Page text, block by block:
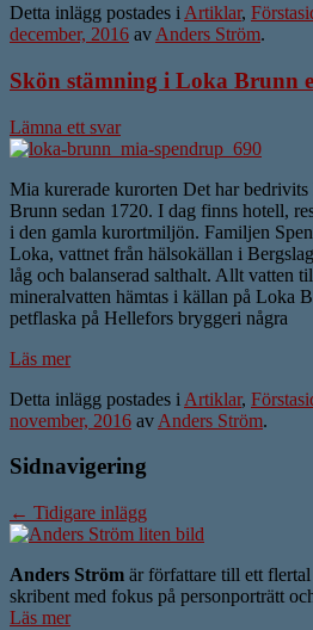
Detta inlägg postades i Artiklar,
december, 2016 av Anders Ström.
Skön stämning i Loka Brunn
Lämna ett svar
Mia kurerade kurorten Det har
Brunn sedan 1720. I dag finns hotell,
i den gamla kurortmiljön. Familjen
Loka, vattnet från hälsokällan i
låg och balanserad salthalt. Allt vatten
mineralvatten hämtas i källan på Loka
petflaska på Hellefors bryggeri några
Läs mer
Detta inlägg postades i Artiklar,
november, 2016 av Anders Ström.
Sidnavigering
← Tidigare inlägg
Anders Ström är författare till ett
skribent med fokus på personporträtt
Läs mer